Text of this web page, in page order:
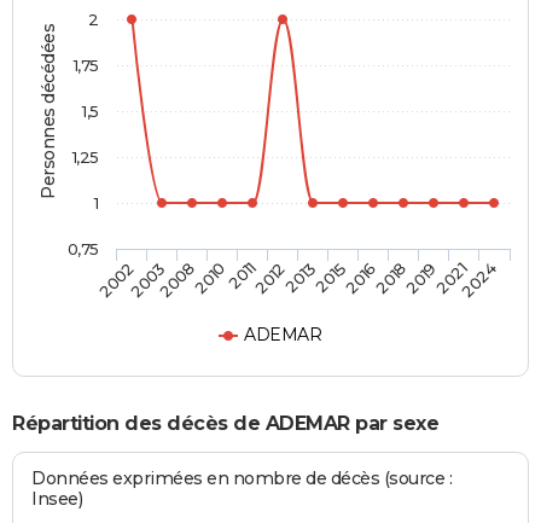
Personnes décédées
ADEMAR
2002200320082010201120122013201520162018201920212024
0,75
1
1,25
1,5
1,75
2
Répartition des décès de ADEMAR par sexe
Données exprimées en nombre de décès (source :
Insee)